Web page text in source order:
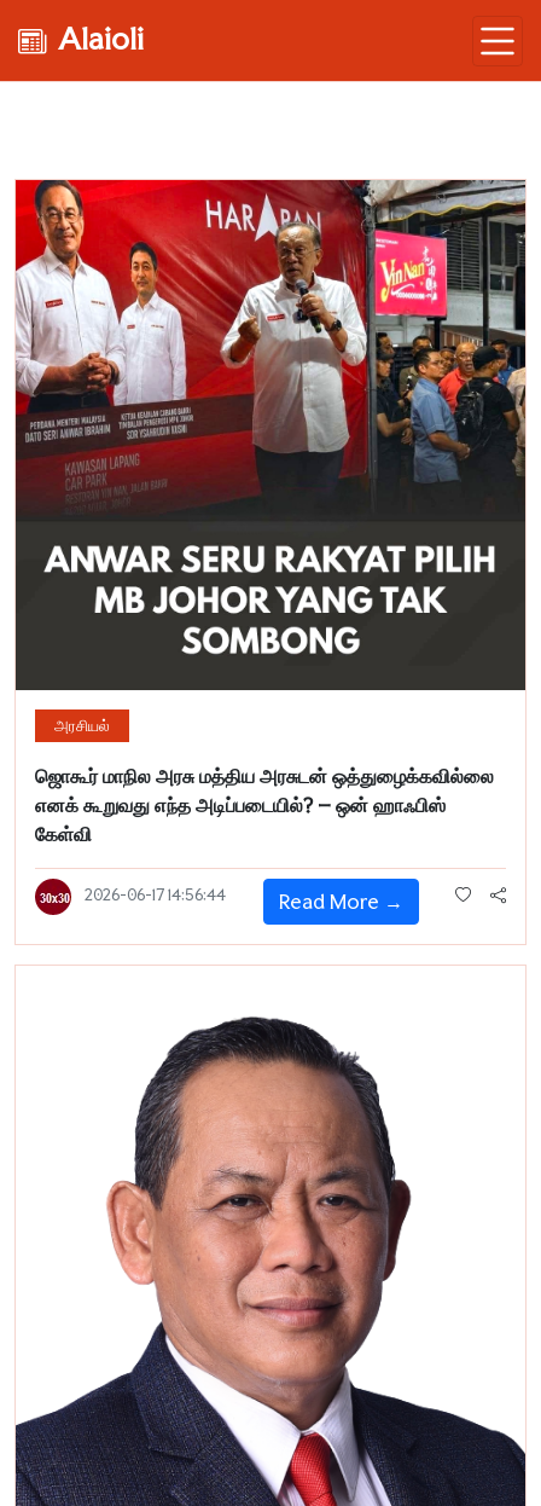
Alaioli
அரசியல்
ஜொகூர் மாநில அரசு மத்திய அரசுடன் ஒத்துழைக்கவில்லை
எனக் கூறுவது எந்த அடிப்படையில்? – ஒன் ஹாஃபிஸ்
கேள்வி
2026-06-17 14:56:44 Read More →